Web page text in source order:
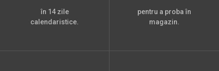
în 14 zile
calendaristice.
pentru a proba în
magazin.